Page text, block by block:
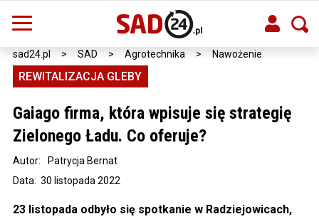
sad24.pl > SAD > Agrotechnika > Nawożenie
REWITALIZACJA GLEBY
Gaiago firma, która wpisuje się strategię
Zielonego Ładu. Co oferuje?
Data: 30 listopada 2022
Autor: Patrycja Bernat
23 listopada odbyło się spotkanie w Radziejowicach,